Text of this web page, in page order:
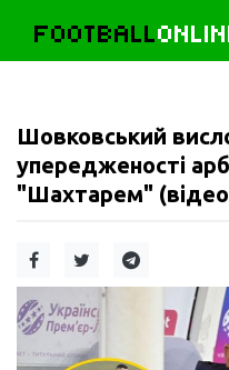
FOOTBALL
Шовковський
упередженості
"Шахтарем"